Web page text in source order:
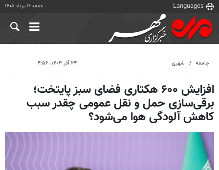
جمعه ۱۶ مرداد ۱۴۰۵
جامعه شهری ۲۴ آذر ۱۴۰۳، ۴:۵۶
افزایش ۶۰۰ هکتاری فضای سبز پایتخت؛
برقی‌سازی حمل و نقل عمومی چقدر سبب
کاهش آلودگی هوا می‌شود؟